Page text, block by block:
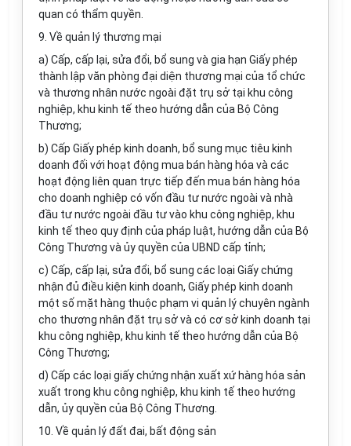
quan có thẩm quyền.
9. Về quản lý thương mại
a) Cấp, cấp lại, sửa đổi, bổ sung và gia hạn Giấy phép
thành lập văn phòng đại diện thương mại của tổ chức
và thương nhân nước ngoài đặt trụ sở tại khu công
nghiệp, khu kinh tế theo hướng dẫn của Bộ Công
Thương;
b) Cấp Giấy phép kinh doanh, bổ sung mục tiêu kinh
doanh đối với hoạt động mua bán hàng hóa và các
hoạt động liên quan trực tiếp đến mua bán hàng hóa
cho doanh nghiệp có vốn đầu tư nước ngoài và nhà
đầu tư nước ngoài đầu tư vào khu công nghiệp, khu
kinh tế theo quy định của pháp luật, hướng dẫn của Bộ
Công Thương và ủy quyền của UBND cấp tỉnh;
c) Cấp, cấp lại, sửa đổi, bổ sung các loại Giấy chứng
nhận đủ điều kiện kinh doanh, Giấy phép kinh doanh
một số mặt hàng thuộc phạm vi quản lý chuyên ngành
cho thương nhân đặt trụ sở và có cơ sở kinh doanh tại
khu công nghiệp, khu kinh tế theo hướng dẫn của Bộ
Công Thương;
d) Cấp các loại giấy chứng nhận xuất xứ hàng hóa sản
xuất trong khu công nghiệp, khu kinh tế theo hướng
dẫn, ủy quyền của Bộ Công Thương.
10. Về quản lý đất đai, bất động sản